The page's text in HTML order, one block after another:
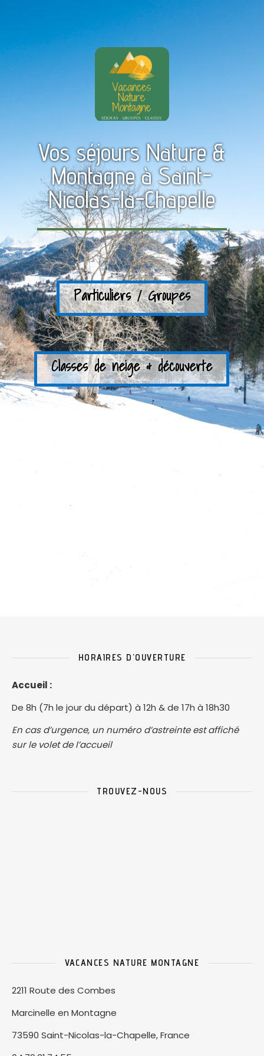
Vos séjours Nature &
Montagne à Saint-
Nicolas-la-Chapelle
Particuliers / Groupes
Classes de neige & découverte
HORAIRES D’OUVERTURE
Accueil :
De 8h (7h le jour du départ) à 12h & de 17h à 18h30
En cas d’urgence, un numéro d’astreinte est affiché
sur le volet de l’accueil
TROUVEZ-NOUS
VACANCES NATURE MONTAGNE
2211 Route des Combes
Marcinelle en Montagne
73590 Saint-Nicolas-la-Chapelle, France